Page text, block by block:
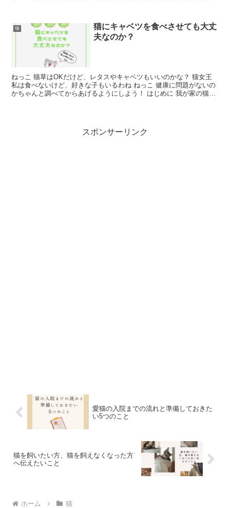
猫
猫にキャベツを食べさせても大丈
夫なのか？
ねっこ 猫草はOKだけど、レタスやキャベツもいいのかな？ 猫女王
私は食べないけど、好きな子もいるわね ねっこ 健康に問題がないの
かちゃんと調べてからあげるようにしよう！ はじめに 我が家の猫3
スポンサーリンク
愛猫の入院までの流れと準備しておきた
い5つのこと
猫を飼いたい方、猫を飼えなくなった方
へ伝えたいこと
ホーム 猫